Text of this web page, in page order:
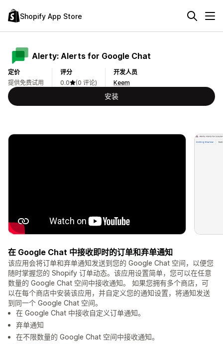
Shopify App Store
Alerty: Alerts for Google Chat
定价
提供免费试用
评分
0.0
(0 评论)
开发人员
Keem
安装
在 Google Chat 中接收即时的订单和弃单通知
该应用会将订单和弃单通知发送到您的 Google Chat 空间，以便您
随时掌握您的 Shopify 订单动态。该应用设置简单，您可以在任意
数量的 Google Chat 空间中接收通知。 如果您拥有多个商店，可
以在每个商店中安装该应用，并自定义您的通知设置，将通知发送
到同一个 Google Chat 空间。
在 Google Chat 中接收自定义订单通知。
弃单通知
在不限数量的 Google Chat 空间中接收通知。